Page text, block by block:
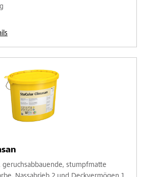
geruchsabbauende, stumpfmatte